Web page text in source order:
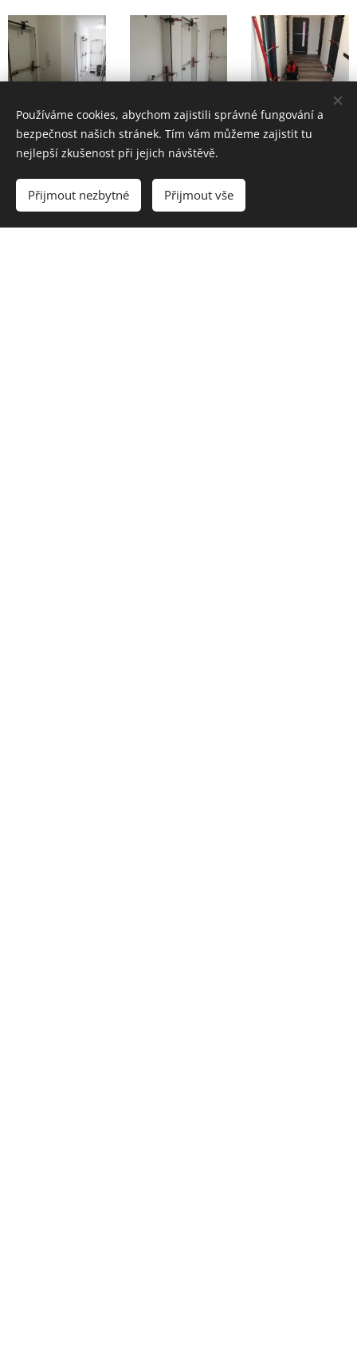
Používáme cookies, abychom zajistili správné fungování a
bezpečnost našich stránek. Tím vám můžeme zajistit tu
nejlepší zkušenost při jejich návštěvě.
Přijmout nezbytné Přijmout vše